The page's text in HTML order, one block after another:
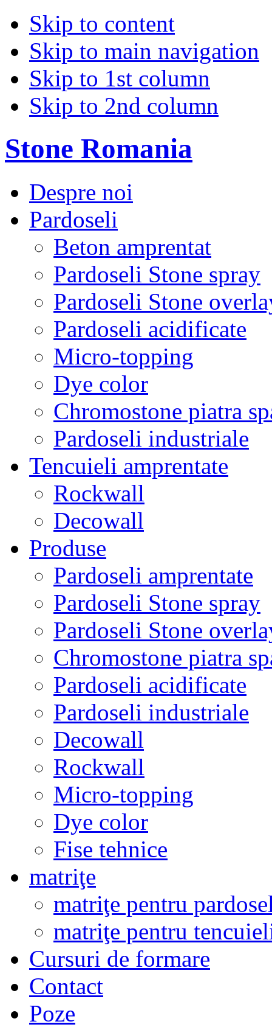
Skip to content
Skip to main navigation
Skip to 1st column
Skip to 2nd column
Stone Romania
Despre noi
Pardoseli
Beton amprentat
Pardoseli Stone spray
Pardoseli Stone
Pardoseli acidificate
Micro-topping
Dye color
Chromostone piatra
Pardoseli industriale
Tencuieli amprentate
Rockwall
Decowall
Produse
Pardoseli amprentate
Pardoseli Stone spray
Pardoseli Stone
Chromostone piatra
Pardoseli acidificate
Pardoseli industriale
Decowall
Rockwall
Micro-topping
Dye color
Fise tehnice
matriţe
matriţe pentru
matriţe pentru
Cursuri de formare
Contact
Poze